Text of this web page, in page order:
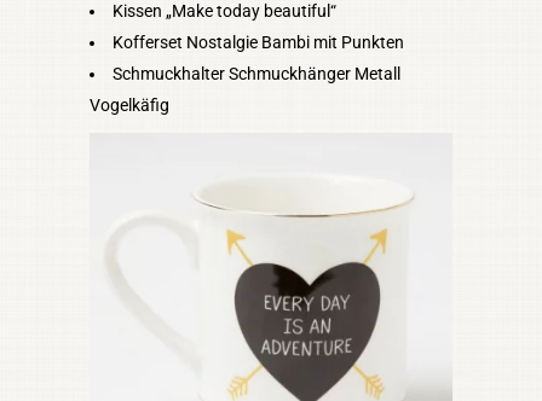
Kissen „Make today beautiful“
Kofferset Nostalgie Bambi mit Punkten
Schmuckhalter Schmuckhänger Metall
Vogelkäfig